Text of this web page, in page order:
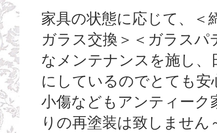
家具の状態に応じて、＜
ガラス交換＞＜ガラスパ
なメンテナンスを施し
にしているのでとても安
小傷などもアンティーク
りの再塗装は致しません